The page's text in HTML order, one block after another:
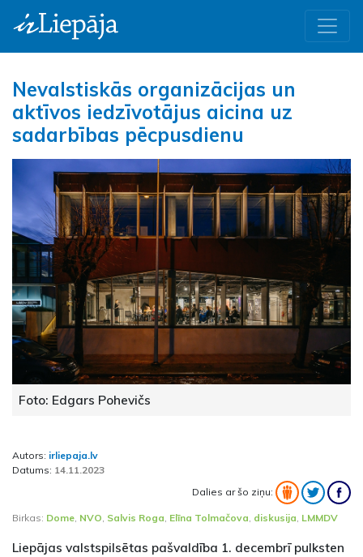
Nevalstiskās organizācijas un
aktīvos iedzīvotājus aicina uz
sadarbības pēcpusdienu
Foto: Edgars Pohevičs
Autors: irliepaja.lv
Datums: 14.11.2023
Dalies ar šo ziņu:
Birkas: Dome, NVO, Salvis Roga, Elīna Tolmačova, diskusija, LMMDV
Liepājas valstspilsētas pašvaldība 1. decembrī pulksten